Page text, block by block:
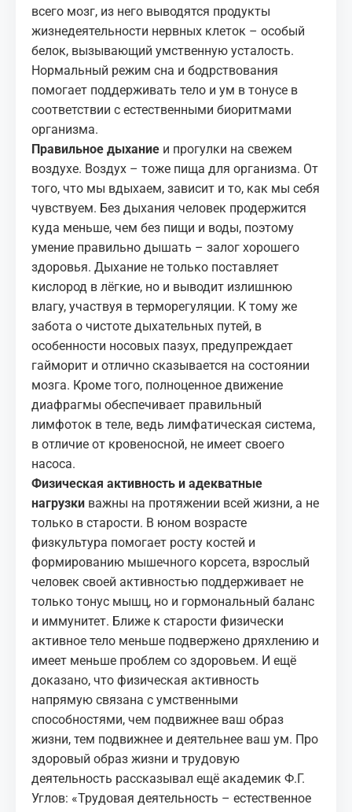
всего мозг, из него выводятся продукты
жизнедеятельности нервных клеток – особый
белок, вызывающий умственную усталость.
Нормальный режим сна и бодрствования
помогает поддерживать тело и ум в тонусе в
соответствии с естественными биоритмами
организма.
Правильное дыхание и прогулки на свежем
воздухе. Воздух – тоже пища для организма. От
того, что мы вдыхаем, зависит и то, как мы себя
чувствуем. Без дыхания человек продержится
куда меньше, чем без пищи и воды, поэтому
умение правильно дышать – залог хорошего
здоровья. Дыхание не только поставляет
кислород в лёгкие, но и выводит излишнюю
влагу, участвуя в терморегуляции. К тому же
забота о чистоте дыхательных путей, в
особенности носовых пазух, предупреждает
гайморит и отлично сказывается на состоянии
мозга. Кроме того, полноценное движение
диафрагмы обеспечивает правильный
лимфоток в теле, ведь лимфатическая система,
в отличие от кровеносной, не имеет своего
насоса.
Физическая активность и адекватные
нагрузки важны на протяжении всей жизни, а не
только в старости. В юном возрасте
физкультура помогает росту костей и
формированию мышечного корсета, взрослый
человек своей активностью поддерживает не
только тонус мышц, но и гормональный баланс
и иммунитет. Ближе к старости физически
активное тело меньше подвержено дряхлению и
имеет меньше проблем со здоровьем. И ещё
доказано, что физическая активность
напрямую связана с умственными
способностями, чем подвижнее ваш образ
жизни, тем подвижнее и деятельнее ваш ум. Про
здоровый образ жизни и трудовую
деятельность рассказывал ещё академик Ф.Г.
Углов: «Трудовая деятельность – естественное